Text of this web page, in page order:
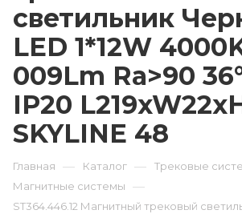
светильник
LED 1*12W
009Lm Ra>90
IP20
SKYLINE 48
Главная — Каталог — Трековые
Магнитные системы —
ST364.446.12 Магнитный трековый